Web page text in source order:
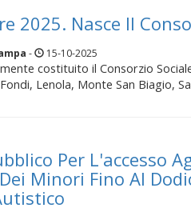
2025. Nasce Il
- 15-10-2025
costituito il Consorzio
Lenola, Monte San Biagio,
Per L'accesso
Minori Fino Al